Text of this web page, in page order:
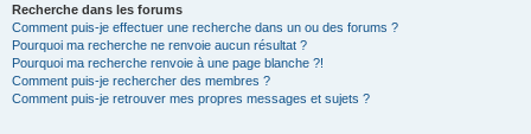
Recherche dans les forums
Comment puis-je effectuer une recherche dans un ou des forums ?
Pourquoi ma recherche ne renvoie aucun résultat ?
Pourquoi ma recherche renvoie à une page blanche ?!
Comment puis-je rechercher des membres ?
Comment puis-je retrouver mes propres messages et sujets ?